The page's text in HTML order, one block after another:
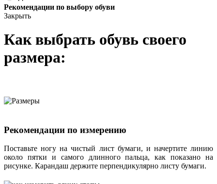
Рекомендации по выбору обуви
Закрыть
Как выбрать обувь своего
размера:
Рекомендации по измерению
Поставьте ногу на чистый лист бумаги, и начертите линию
около пятки и самого длинного пальца, как показано на
рисунке. Карандаш держите перпендикулярно листу бумаги.